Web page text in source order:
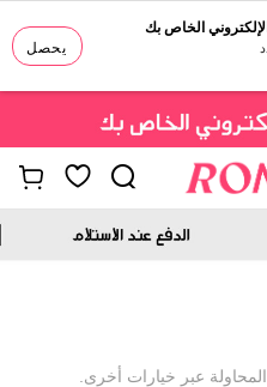
يحصل
عبر خيارات أخرى.